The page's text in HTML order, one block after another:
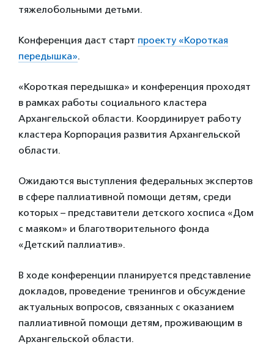
тяжелобольными детьми.
Конференция даст старт проекту «Короткая
передышка».
«Короткая передышка» и конференция проходят
в рамках работы социального кластера
Архангельской области. Координирует работу
кластера Корпорация развития Архангельской
области.
Ожидаются выступления федеральных экспертов
в сфере паллиативной помощи детям, среди
которых – представители детского хосписа «Дом
с маяком» и благотворительного фонда
«Детский паллиатив».
В ходе конференции планируется представление
докладов, проведение тренингов и обсуждение
актуальных вопросов, связанных с оказанием
паллиативной помощи детям, проживающим в
Архангельской области.